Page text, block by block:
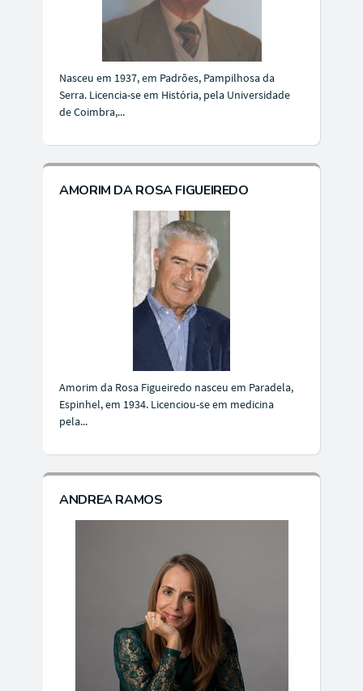
Nasceu em 1937, em Padrões, Pampilhosa da
Serra. Licencia-se em História, pela Universidade
de Coimbra,...
AMORIM DA ROSA FIGUEIREDO
Amorim da Rosa Figueiredo nasceu em Paradela,
Espinhel, em 1934. Licenciou-se em medicina
pela...
ANDREA RAMOS